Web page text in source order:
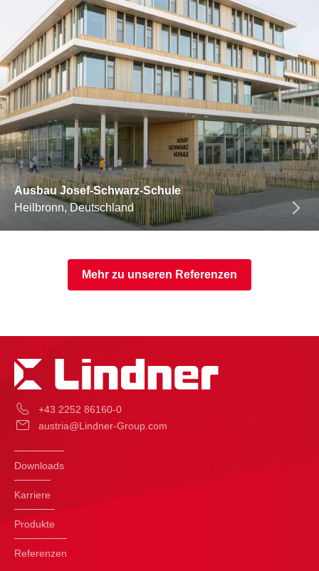
Ausbau Josef-Schwarz-Schule
Heilbronn, Deutschland
Mehr zu unseren Referenzen
+43 2252 86160-0
austria@Lindner-Group.com
Downloads
Karriere
Produkte
Referenzen